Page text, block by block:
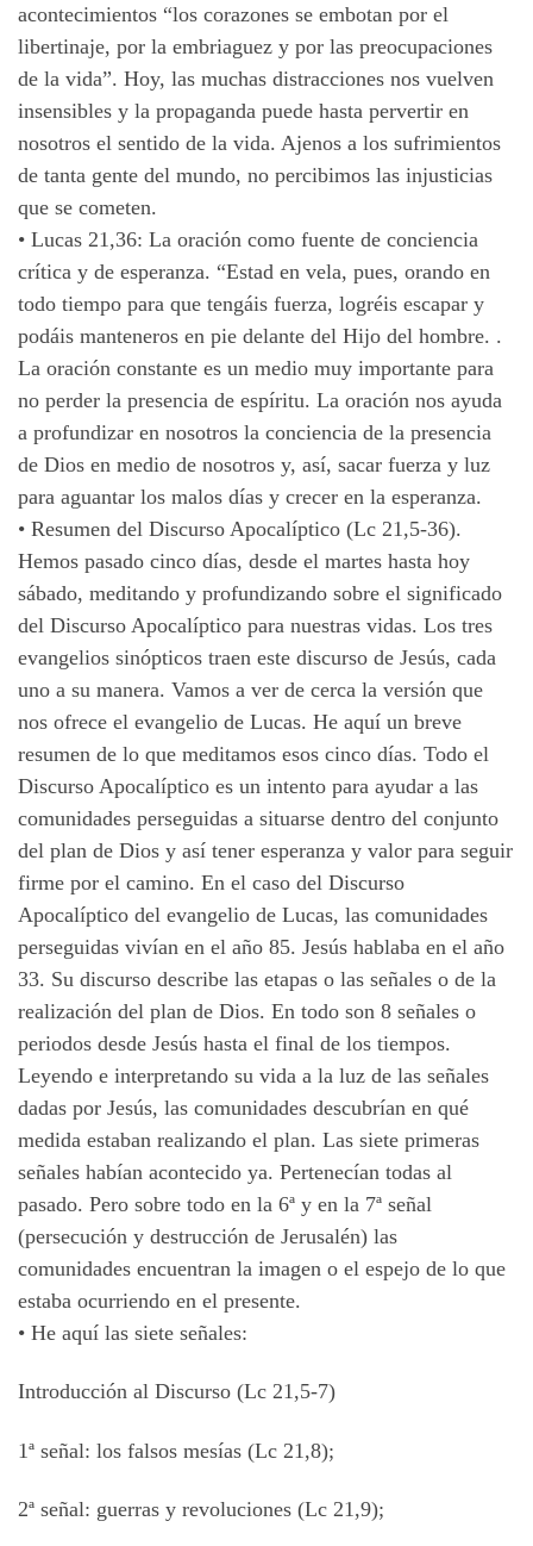
acontecimientos “los corazones se embotan por el
libertinaje, por la embriaguez y por las preocupaciones
de la vida”. Hoy, las muchas distracciones nos vuelven
insensibles y la propaganda puede hasta pervertir en
nosotros el sentido de la vida. Ajenos a los sufrimientos
de tanta gente del mundo, no percibimos las injusticias
que se cometen.
• Lucas 21,36: La oración como fuente de conciencia
crítica y de esperanza. “Estad en vela, pues, orando en
todo tiempo para que tengáis fuerza, logréis escapar y
podáis manteneros en pie delante del Hijo del hombre. .
La oración constante es un medio muy importante para
no perder la presencia de espíritu. La oración nos ayuda
a profundizar en nosotros la conciencia de la presencia
de Dios en medio de nosotros y, así, sacar fuerza y luz
para aguantar los malos días y crecer en la esperanza.
• Resumen del Discurso Apocalíptico (Lc 21,5-36).
Hemos pasado cinco días, desde el martes hasta hoy
sábado, meditando y profundizando sobre el significado
del Discurso Apocalíptico para nuestras vidas. Los tres
evangelios sinópticos traen este discurso de Jesús, cada
uno a su manera. Vamos a ver de cerca la versión que
nos ofrece el evangelio de Lucas. He aquí un breve
resumen de lo que meditamos esos cinco días. Todo el
Discurso Apocalíptico es un intento para ayudar a las
comunidades perseguidas a situarse dentro del conjunto
del plan de Dios y así tener esperanza y valor para seguir
firme por el camino. En el caso del Discurso
Apocalíptico del evangelio de Lucas, las comunidades
perseguidas vivían en el año 85. Jesús hablaba en el año
33. Su discurso describe las etapas o las señales o de la
realización del plan de Dios. En todo son 8 señales o
periodos desde Jesús hasta el final de los tiempos.
Leyendo e interpretando su vida a la luz de las señales
dadas por Jesús, las comunidades descubrían en qué
medida estaban realizando el plan. Las siete primeras
señales habían acontecido ya. Pertenecían todas al
pasado. Pero sobre todo en la 6ª y en la 7ª señal
(persecución y destrucción de Jerusalén) las
comunidades encuentran la imagen o el espejo de lo que
estaba ocurriendo en el presente.
• He aquí las siete señales:
Introducción al Discurso (Lc 21,5-7)
1ª señal: los falsos mesías (Lc 21,8);
2ª señal: guerras y revoluciones (Lc 21,9);